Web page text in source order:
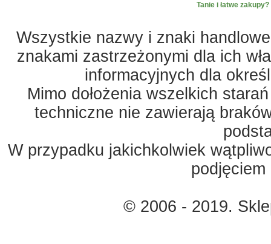
Tanie i łatwe
Wszystkie nazwy i znaki
znakami zastrzeżonymi dla ich
informacyjnych dla
Mimo dołożenia wszelkich
techniczne nie zawierają
W przypadku jakichkolwiek
© 2006 - 2019.